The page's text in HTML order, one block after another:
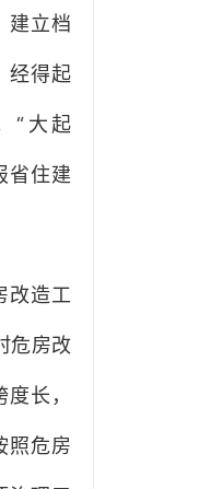
建立档
经得起
“大起
省住建
改造工
危房改
长，
照危房